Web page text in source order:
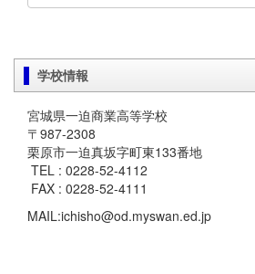
学校情報
宮城県一迫商業高等学校
〒987-2308
栗原市一迫真坂字町東133番地
TEL : 0228-52-4112
FAX : 0228-52-4111
MAIL:ichisho@od.myswan.ed.jp